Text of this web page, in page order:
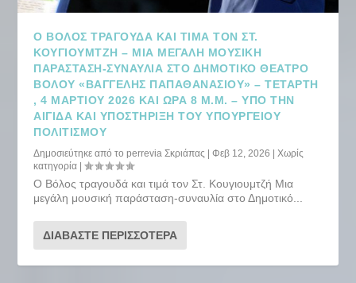
Ο ΒΌΛΟΣ ΤΡΑΓΟΥΔΆ ΚΑΙ ΤΙΜΆ ΤΟΝ ΣΤ.
ΚΟΥΓΙΟΥΜΤΖΉ – ΜΙΑ ΜΕΓΆΛΗ ΜΟΥΣΙΚΉ
ΠΑΡΆΣΤΑΣΗ-ΣΥΝΑΥΛΊΑ ΣΤΟ ΔΗΜΟΤΙΚΌ ΘΈΑΤΡΟ
ΒΌΛΟΥ «ΒΑΓΓΈΛΗΣ ΠΑΠΑΘΑΝΑΣΊΟΥ» – ΤΕΤΆΡΤΗ
, 4 ΜΑΡΤΊΟΥ 2026 ΚΑΙ ΏΡΑ 8 Μ.Μ. – ΥΠΌ ΤΗΝ
ΑΙΓΊΔΑ ΚΑΙ ΥΠΟΣΤΉΡΙΞΗ ΤΟΥ ΥΠΟΥΡΓΕΊΟΥ
ΠΟΛΙΤΙΣΜΟΎ
Δημοσιεύτηκε από τοperrevia Σκριάπας |Φεβ 12, 2026 | Χωρίς
κατηγορία |
Ο Βόλος τραγουδά και τιμά τον Στ. Κουγιουμτζή Μια
μεγάλη μουσική παράσταση-συναυλία στο Δημοτικό...
ΔΙΑΒΆΣΤΕ ΠΕΡΙΣΣΌΤΕΡΑ